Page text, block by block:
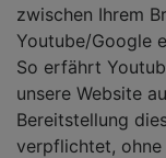
zwischen Ihrem
Youtube/Google
So erfährt
unsere Website
Bereitstellung
verpflichtet, ohne